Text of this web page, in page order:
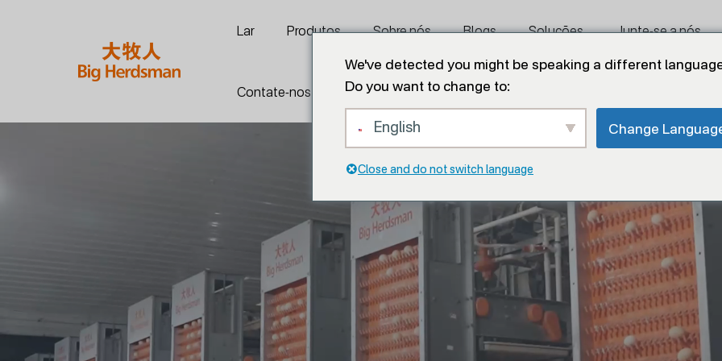
Lar Produtos Sobre nós Blogs Soluções Junte-se a nós
Contate-nos
We've detected you might be speaking a different
Do you want to change to:
English Change
Close and do not switch language